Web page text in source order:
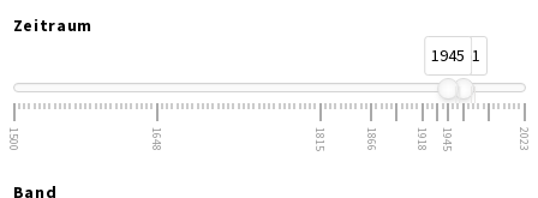
Zeitraum
19451961
1500 1648 1815 1866 1918 1945 2023
Band